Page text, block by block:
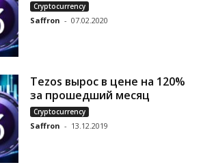
Cryptocurrency
Saffron - 07.02.2020
Tezos вырос в цене на 120%
за прошедший месяц
Cryptocurrency
Saffron - 13.12.2019